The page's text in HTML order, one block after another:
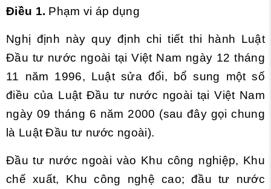
Điều 1. Phạm vi áp dụng
Nghị định này quy định chi tiết thi hành Luật
Đầu tư nước ngoài tại Việt Nam ngày 12 tháng
11 năm 1996, Luật sửa đổi, bổ sung một số
điều của Luật Đầu tư nước ngoài tại Việt Nam
ngày 09 tháng 6 năm 2000 (sau đây gọi chung
là Luật Đầu tư nước ngoài).
Đầu tư nước ngoài vào Khu công nghiệp, Khu
chế xuất, Khu công nghệ cao; đầu tư nước